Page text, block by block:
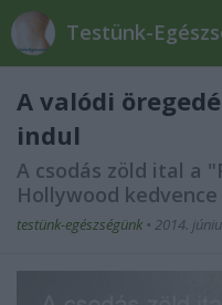
Testünk-
A valódi
indul
A csodás zöld ital a
Hollywood kedvence
testünk-egészségünk • 2014.